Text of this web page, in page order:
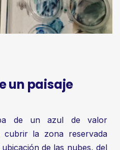
un paisaje
de un azul de valor
cubrir la zona reservada
de las nubes, del